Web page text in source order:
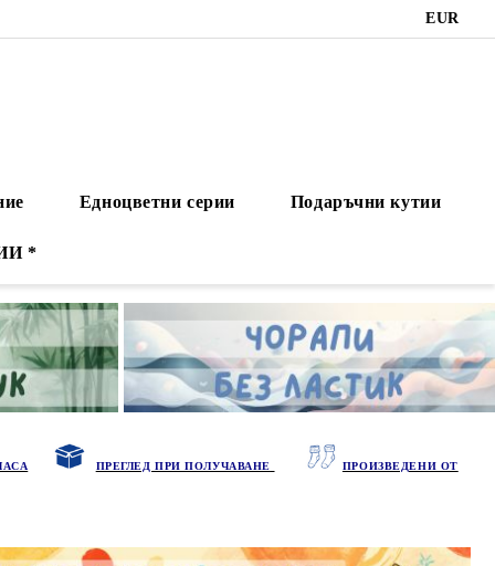
EUR
Едноцветни серии Подаръчни кутии
*
ПРЕГЛЕД ПРИ ПОЛУЧАВАНЕ ПРОИЗВЕДЕНИ ОТ